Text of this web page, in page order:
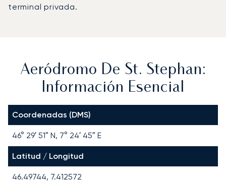
terminal privada.
Aeródromo De St. Stephan:
Información Esencial
Coordenadas (DMS)
46° 29′ 51″ N, 7° 24′ 45″ E
Latitud / Longitud
46.49744, 7.412572